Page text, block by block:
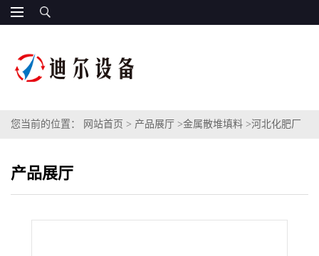
您当前的位置： 网站首页 > 产品展厅 >金属散堆填料 >河北化肥厂
产品展厅